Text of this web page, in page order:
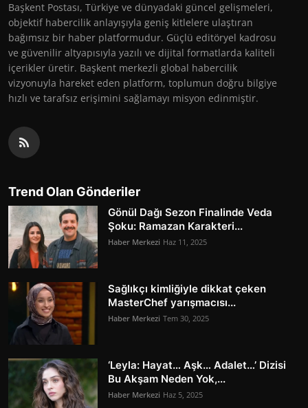
Başkent Postası, Türkiye ve dünyadaki güncel gelişmeleri,
objektif habercilik anlayışıyla geniş kitlelere ulaştıran
bağımsız bir haber platformudur. Güçlü editöryel kadrosu
ve güvenilir altyapısıyla yazılı ve dijital formatlarda kaliteli
içerikler üretir. Başkent merkezli global habercilik
vizyonuyla hareket eden platform, toplumun doğru bilgiye
hızlı ve tarafsız erişimini sağlamayı misyon edinmiştir.
Trend Olan Gönderiler
Gönül Dağı Sezon Finalinde Veda
Şoku: Ramazan Karakteri...
Haber Merkezi Haz 11, 2025
Sağlıkçı kimliğiyle dikkat çeken
MasterChef yarışmacısı...
Haber Merkezi Tem 30, 2025
‘Leyla: Hayat… Aşk… Adalet…’ Dizisi
Bu Akşam Neden Yok,...
Haber Merkezi Haz 5, 2025